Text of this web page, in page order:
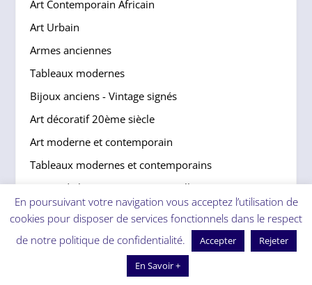
Art Contemporain Africain
Art Urbain
Armes anciennes
Tableaux modernes
Bijoux anciens - Vintage signés
Art décoratif 20ème siècle
Art moderne et contemporain
Tableaux modernes et contemporains
Expert de l'artiste peintre Magnelli
Art contemporain et Art Aborigène
Tableaux modernes et sculpture de Camille Claudel
Instruments de musique - Lutherie - Violons
En poursuivant votre navigation vous acceptez l’utilisation de
cookies pour disposer de services fonctionnels dans le respect
de notre politique de confidentialité.
Accepter
Rejeter
En Savoir +